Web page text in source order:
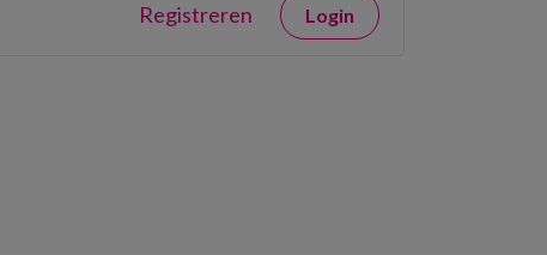
Registreren Login